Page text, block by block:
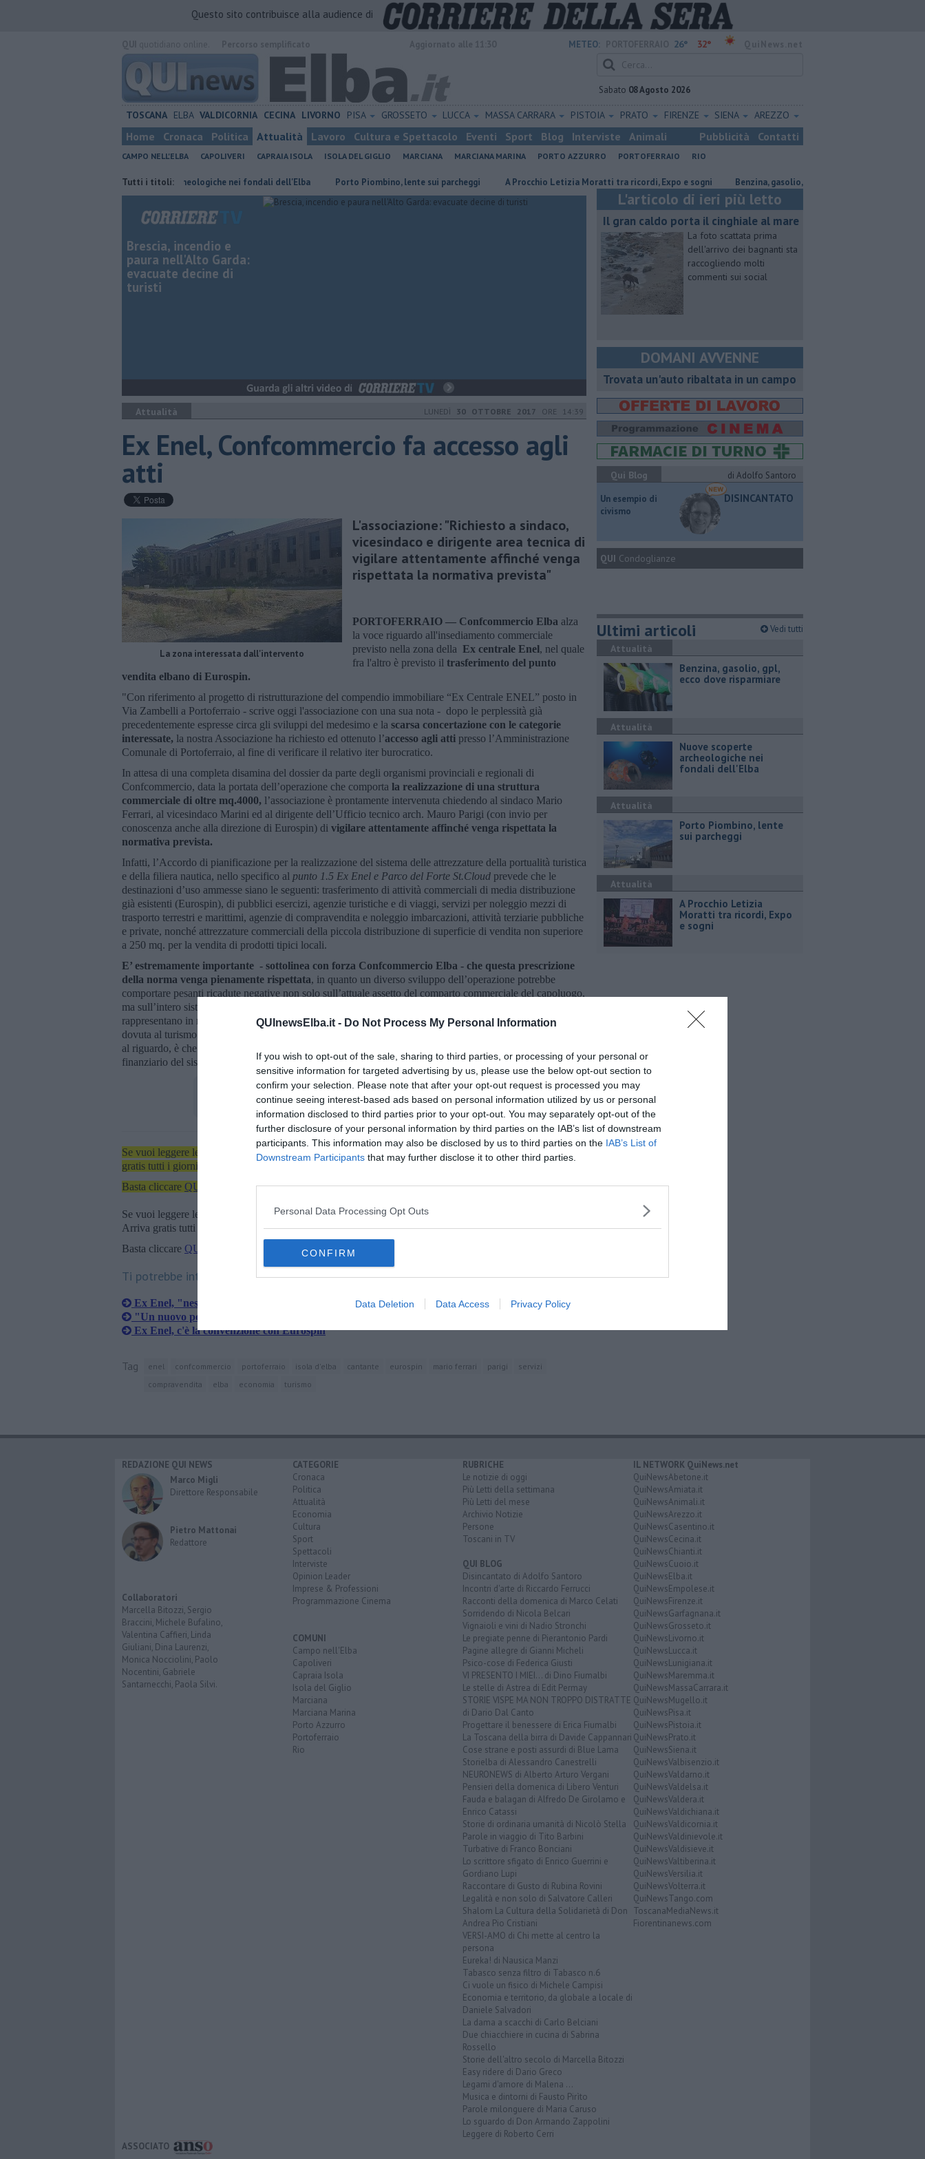
QUInewsElba.it - Do Not Process My Personal Information
If you wish to opt-out of the sale, sharing to third parties, or processing of your personal or
sensitive information for targeted advertising by us, please use the below opt-out section to
confirm your selection. Please note that after your opt-out request is processed you may
continue seeing interest-based ads based on personal information utilized by us or personal
information disclosed to third parties prior to your opt-out. You may separately opt-out of the
further disclosure of your personal information by third parties on the IAB’s list of downstream
participants. This information may also be disclosed by us to third parties on the IAB’s List of
Downstream Participants that may further disclose it to other third parties.
Personal Data Processing Opt Outs
CONFIRM
Data Deletion Data Access Privacy Policy
Questo sito contribuisce alla audience di
METEO: 26° 32°
Sabato 08 Agosto 2026
TOSCANA ELBA VALDICORNIA CECINA LIVORNO PISA GROSSETO LUCCA MASSA CARRARA PISTOIA PRATO FIRENZE SIENA AREZZO
Home Cronaca Politica Attualità Lavoro Cultura e Spettacolo Eventi Sport Blog Interviste Animali Pubblicità Contatti
CAMPO NELL'ELBA CAPOLIVERI CAPRAIA ISOLA ISOLA DEL GIGLIO MARCIANA MARCIANA MARINA PORTO AZZURRO PORTOFERRAIO RIO
Tutti i titoli:
Nuove scoperte archeologiche nei fondali dell'Elba Porto Piombino, lente sui parcheggi A Procchio Letizia Moratti tra ricordi, Expo e sogni ​Benzina, gasolio, gpl, ecco dove risparmiare
Brescia, incendio e
paura nell'Alto Garda:
evacuate decine di
turisti
Attualità LUNEDÌ 30 OTTOBRE 2017 ORE 14:39
Ex Enel, Confcommercio fa accesso agli
atti
La zona interessata dall'intervento
L'associazione: "Richiesto a sindaco,
vicesindaco e dirigente area tecnica di
vigilare attentamente affinché venga
rispettata la normativa prevista"
PORTOFERRAIO — Confcommercio Elba alza
la voce riguardo all'insediamento commerciale
previsto nella zona della Ex centrale Enel, nel quale
fra l'altro è previsto il trasferimento del punto
vendita elbano di Eurospin.
"Con riferimento al progetto di ristrutturazione del compendio immobiliare “Ex Centrale ENEL” posto in
Via Zambelli a Portoferraio - scrive oggi l'associazione con una sua nota - dopo le perplessità già
precedentemente espresse circa gli sviluppi del medesimo e la scarsa concertazione con le categorie
interessate, la nostra Associazione ha richiesto ed ottenuto l’accesso agli atti presso l’Amministrazione
Comunale di Portoferraio, al fine di verificare il relativo iter burocratico.
In attesa di una completa disamina del dossier da parte degli organismi provinciali e regionali di
Confcommercio, data la portata dell’operazione che comporta la realizzazione di una struttura
commerciale di oltre mq.4000, l’associazione è prontamente intervenuta chiedendo al sindaco Mario
Ferrari, al vicesindaco Marini ed al dirigente dell’Ufficio tecnico arch. Mauro Parigi (con invio per
conoscenza anche alla direzione di Eurospin) di vigilare attentamente affinché venga rispettata la
normativa prevista.
Infatti, l’Accordo di pianificazione per la realizzazione del sistema delle attrezzature della portualità turistica
e della filiera nautica, nello specifico al punto 1.5 Ex Enel e Parco del Forte St.Cloud prevede che le
destinazioni d’uso ammesse siano le seguenti: trasferimento di attività commerciali di media distribuzione
già esistenti (Eurospin), di pubblici esercizi, agenzie turistiche e di viaggi, servizi per noleggio mezzi di
trasporto terrestri e marittimi, agenzie di compravendita e noleggio imbarcazioni, attività terziarie pubbliche
e private, nonché attrezzature commerciali della piccola distribuzione di superficie di vendita non superiore
a 250 mq. per la vendita di prodotti tipici locali.
E’ estremamente importante - sottolinea con forza Confcommercio Elba - che questa prescrizione
della norma venga pienamente rispettata, in quanto un diverso sviluppo dell’operazione potrebbe
comportare pesanti ricadute negative non solo sull’attuale assetto del comparto commerciale del capoluogo,
ma sull’intero sistema economico elbano, considerando gli impatti che questi centri commerciali già
rappresentano in realtà territoriali ben più vaste della nostra isola, e non sottoposte all’escursione stagionale
dovuta al turismo. Ciò che in assoluto è da evitarsi, e la nostra associazione ne è ben consapevole e vigilerà
al riguardo, è che avvenga un depauperamento di risorse economiche sul territorio, con indebolimento
finanziario del sistema locale".
Se vuoi leggere le notizie principali dell'isola d'Elba iscriviti alla Newsletter QUInews ELBA. Arriva
gratis tutti i giorni alle 7:00 del mattino direttamente nella tua casella di posta.
Basta cliccare QUI
Se vuoi leggere le notizie principali della Toscana iscriviti allaNewsletter QUInews - ToscanaMedia.
Arriva gratis tutti i giorni alle 20:00 direttamente nella tua casella di posta.
Basta cliccare QUI
Ti potrebbe interessare anche:
Ex Enel, "nessuno ha presentato osservazioni"
"Un nuovo polo commerciale senza interpellarci"
Ex Enel, c'è la convenzione con Eurospin
Tag enel confcommercio portoferraio isola d'elba cantante eurospin mario ferrari parigi
servizi
compravendita
elba economia turismo
L'articolo di ieri più letto
Il gran caldo porta il cinghiale al mare
La foto scattata prima
dell'arrivo dei bagnanti sta
raccogliendo molti
commenti sui social
DOMANI AVVENNE
Trovata un'auto ribaltata in un campo
Qui Blog
di Adolfo Santoro
​Un esempio di
civismo
DISINCANTATO
QUI Condoglianze
Ultimi articoli Vedi tutti
Attualità
​Benzina, gasolio, gpl,
ecco dove risparmiare
Attualità
Nuove scoperte
archeologiche nei
fondali dell'Elba
Attualità
Porto Piombino, lente
sui parcheggi
Attualità
A Procchio Letizia
Moratti tra ricordi, Expo
e sogni
REDAZIONE QUI NEWS
Marco Migli
Direttore Responsabile
Pietro Mattonai
Redattore
Collaboratori
Marcella Bitozzi, Sergio
Braccini, Michele Bufalino,
Valentina Caffieri, Linda
Giuliani, Dina Laurenzi,
Monica Nocciolini, Paolo
Nocentini, Gabriele
Santarnecchi, Paola Silvi.
CATEGORIE
Cronaca
Politica
Attualità
Economia
Cultura
Sport
Spettacoli
Interviste
Opinion Leader
Imprese & Professioni
Programmazione Cinema
COMUNI
Campo nell'Elba
Capoliveri
Capraia Isola
Isola del Giglio
Marciana
Marciana Marina
Porto Azzurro
Portoferraio
Rio
RUBRICHE
Le notizie di oggi
Più Letti della settimana
Più Letti del mese
Archivio Notizie
Persone
Toscani in TV
QUI BLOG
Disincantato di Adolfo Santoro
Incontri d'arte di Riccardo Ferrucci
Racconti della domenica di Marco Celati
Sorridendo di Nicola Belcari
Vignaioli e vini di Nadio Stronchi
Le pregiate penne di Pierantonio Pardi
Pagine allegre di Gianni Micheli
Psico-cose di Federica Giusti
VI PRESENTO I MIEI... di Dino Fiumalbi
Le stelle di Astrea di Edit Permay
STORIE VISPE MA NON TROPPO DISTRATTE
di Dario Dal Canto
Progettare il benessere di Erica Fiumalbi
La Toscana della birra di Davide Cappannari
Cose strane e posti assurdi di Blue Lama
Storielba di Alessandro Canestrelli
NEURONEWS di Alberto Arturo Vergani
Pensieri della domenica di Libero Venturi
Fauda e balagan di Alfredo De Girolamo e
Enrico Catassi
Storie di ordinaria umanità di Nicolò Stella
Parole in viaggio di Tito Barbini
Turbative di Franco Bonciani
Lo scrittore sfigato di Enrico Guerrini e
Gordiano Lupi
Raccontare di Gusto di Rubina Rovini
Legalità e non solo di Salvatore Calleri
Shalom La Cultura della Solidarietà di Don
Andrea Pio Cristiani
VERSI-AMO di Chi mette al centro la
persona
Eureka! di Nausica Manzi
Tabasco senza filtro di Tabasco n.6
Ci vuole un fisico di Michele Campisi
Economia e territorio, da globale a locale di
Daniele Salvadori
La dama a scacchi di Carlo Belciani
Due chiacchiere in cucina di Sabrina
Rossello
Storie dell'altro secolo di Marcella Bitozzi
Easy ridere di Dario Greco
Legami d'amore di Malena ...
Musica e dintorni di Fausto Pirìto
Parole milonguere di Maria Caruso
Lo sguardo di Don Armando Zappolini
Leggere di Roberto Cerri
IL NETWORK QuiNews.net
QuiNewsAbetone.it
QuiNewsAmiata.it
QuiNewsAnimali.it
QuiNewsArezzo.it
QuiNewsCasentino.it
QuiNewsCecina.it
QuiNewsChianti.it
QuiNewsCuoio.it
QuiNewsElba.it
QuiNewsEmpolese.it
QuiNewsFirenze.it
QuiNewsGarfagnana.it
QuiNewsGrosseto.it
QuiNewsLivorno.it
QuiNewsLucca.it
QuiNewsLunigiana.it
QuiNewsMaremma.it
QuiNewsMassaCarrara.it
QuiNewsMugello.it
QuiNewsPisa.it
QuiNewsPistoia.it
QuiNewsPrato.it
QuiNewsSiena.it
QuiNewsValbisenzio.it
QuiNewsValdarno.it
QuiNewsValdelsa.it
QuiNewsValdera.it
QuiNewsValdichiana.it
QuiNewsValdicornia.it
QuiNewsValdinievole.it
QuiNewsValdisieve.it
QuiNewsValtiberina.it
QuiNewsVersilia.it
QuiNewsVolterra.it
QuiNewsTango.com
ToscanaMediaNews.it
Fiorentinanews.com
ASSOCIATO